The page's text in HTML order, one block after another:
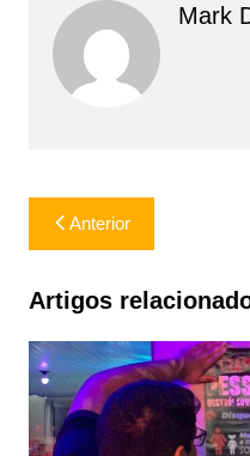
Mark
Navegação
de
Post
Anterior
Artigos